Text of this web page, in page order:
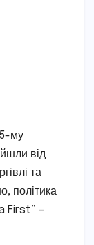
му
від
та
політика
First” –